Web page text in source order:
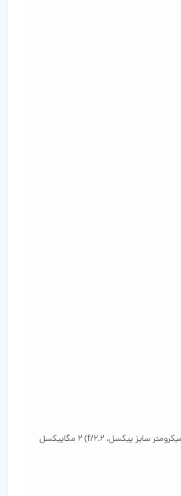
64 مگاپیکسل (لنز واید 26 میلی‌متری، فوکوس خودکار با تشخیص فاز، 1/1.97 اینچ سایز سنسور، 0.7 میکرومتر سایز پیکسل، f/1.8) 8 مگاپیکسل (لنز اولتراواید با پوشش 118 درجه، 1/4.0 اینچ سایز سنسور، 1.12 میکرومتر سایز پیکسل، f/2.2) 2 مگاپیکسل